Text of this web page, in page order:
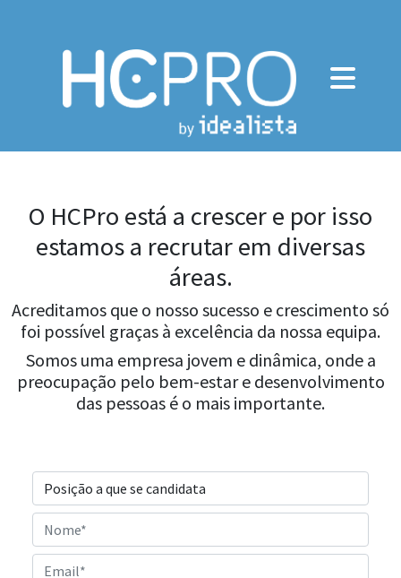
O HCPro está a crescer e por isso
estamos a recrutar em diversas
áreas.
Acreditamos que o nosso sucesso e crescimento só
foi possível graças à excelência da nossa equipa.
Somos uma empresa jovem e dinâmica, onde a
preocupação pelo bem-estar e desenvolvimento
das pessoas é o mais importante.